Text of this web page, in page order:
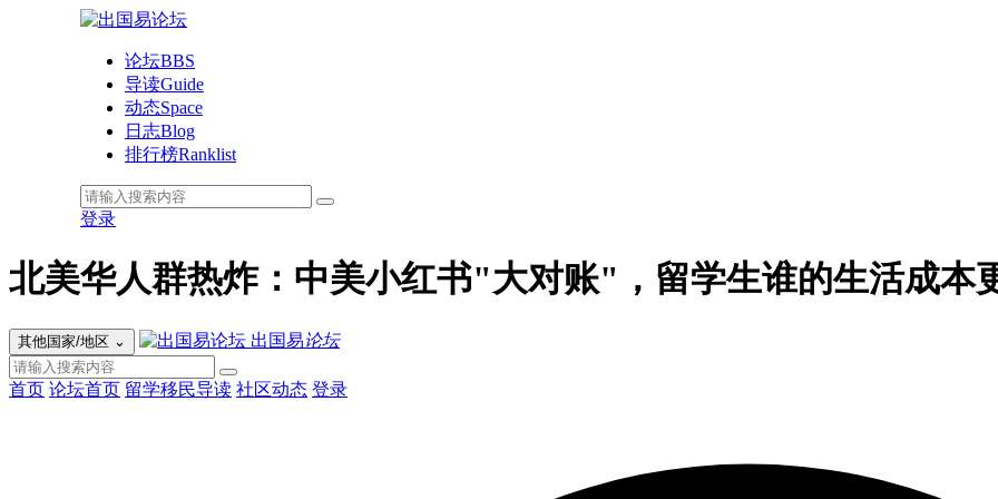
论坛BBS
导读Guide
动态Space
日志Blog
排行榜Ranklist
登录
北美华人群热炸：中美小红书"大对账"，留学生谁的生活成本
其他国家/地区 ⌄ 出国易论坛
首页 论坛首页 留学移民导读 社区动态 登录